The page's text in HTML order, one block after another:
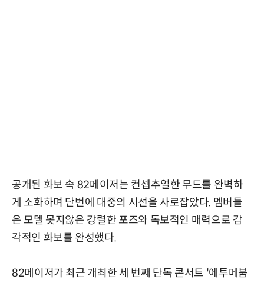
공개된 화보 속 82메이저는 컨셉추얼한 무드를 완벽하
게 소화하며 단번에 대중의 시선을 사로잡았다. 멤버들
은 모델 못지않은 강렬한 포즈와 독보적인 매력으로 감
각적인 화보를 완성했다.
82메이저가 최근 개최한 세 번째 단독 콘서트 '에투메붐